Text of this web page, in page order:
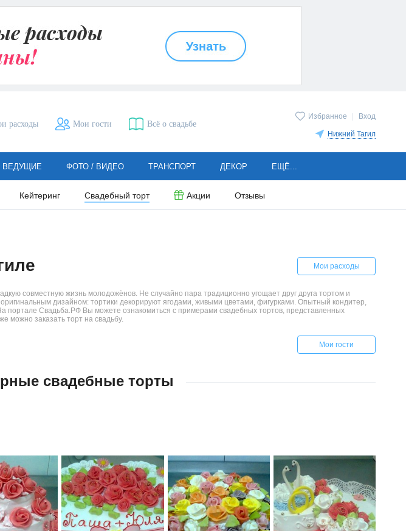
Избранное Вход
Нижний Тагил
расходы Мои гости Всё о свадьбе
Кейтеринг Свадебный торт Акции Отзывы
ВЕДУЩИЕ ФОТО / ВИДЕО ТРАНСПОРТ ДЕКОР ЕЩЁ...
Мои расходы
совместную жизнь молодожёнов. Не случайно пара традиционно угощает друг друга тортом и
дизайном: тортики декорируют ягодами, живыми цветами, фигурками. Опытный кондитер,
портале Свадьба.РФ Вы можете ознакомиться с примерами свадебных тортов, представленных
можно заказать торт на свадьбу.
Мои гости
свадебные торты